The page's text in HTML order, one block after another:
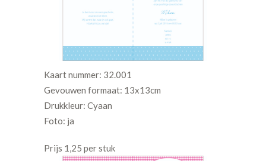
Kaart nummer: 32.001
Gevouwen formaat: 13x13cm
Drukkleur: Cyaan
Foto: ja
Prijs 1,25 per stuk